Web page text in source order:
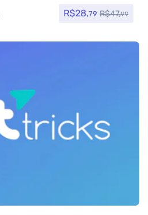
R$28,79 R$47,99